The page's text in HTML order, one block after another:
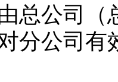
总公司（
分公司